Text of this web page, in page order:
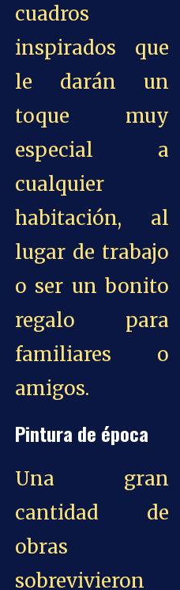
cuadros
inspirados que
le darán un
toque muy
especial a
cualquier
habitación, al
lugar de trabajo
o ser un bonito
regalo para
familiares o
amigos.
Pintura de época
Una gran
cantidad de
obras
sobrevivieron